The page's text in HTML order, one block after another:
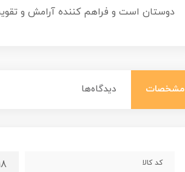
دوستان است و فراهم کننده آرامش و
مشخصات دیدگاه‌ها
کد کالا